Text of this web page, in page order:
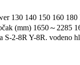
130 140 150 160
(mm) 1650～2285
S-2-8R Y-8R. vodeno